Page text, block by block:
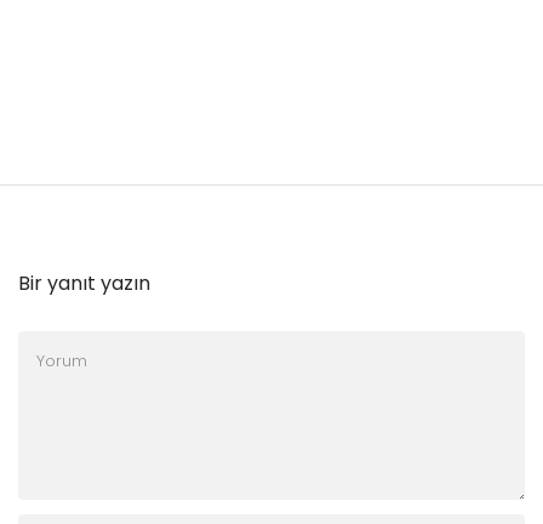
Bir yanıt yazın